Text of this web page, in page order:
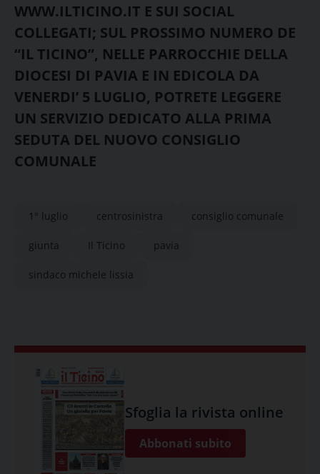
WWW.ILTICINO.IT E SUI SOCIAL
COLLEGATI; SUL PROSSIMO NUMERO DE
“IL TICINO”, NELLE PARROCCHIE DELLA
DIOCESI DI PAVIA E IN EDICOLA DA
VENERDI’ 5 LUGLIO, POTRETE LEGGERE
UN SERVIZIO DEDICATO ALLA PRIMA
SEDUTA DEL NUOVO CONSIGLIO
COMUNALE
1° luglio centrosinistra consiglio comunale
giunta Il Ticino pavia
sindaco michele lissia
Sfoglia la rivista online
Abbonati subito